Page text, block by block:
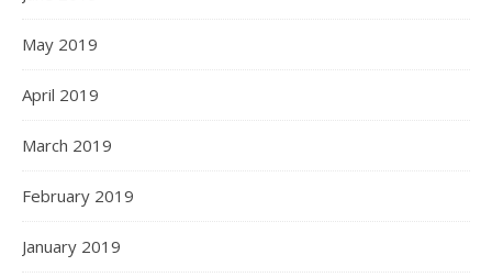
May 2019
April 2019
March 2019
February 2019
January 2019